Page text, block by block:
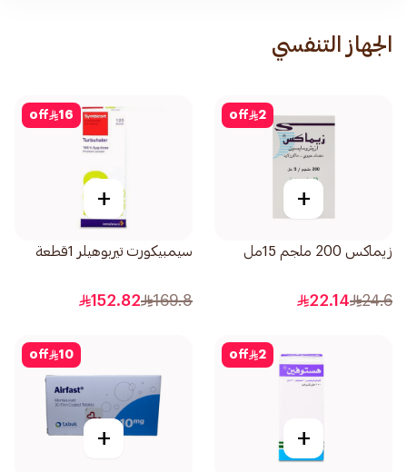
الجهاز التنفسي
2
off
+
زيماكس 200 ملجم 15مل
24.6
22.14
16
off
+
سيمبيكورت تيربوهيلر 1قطعة
169.8
152.82
2
off
+
10
off
+